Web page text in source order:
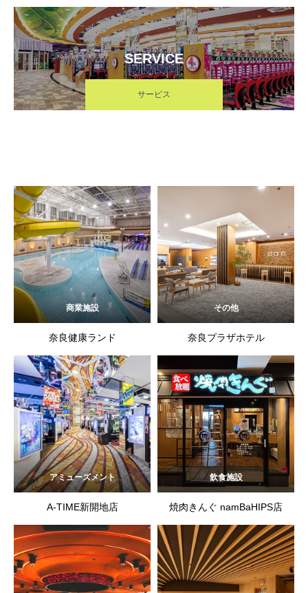
SERVICE
サービス
商業施設
奈良健康ランド
その他
奈良プラザホテル
アミューズメント
A-TIME新開地店
飲食施設
焼肉きんぐ namBaHIPS店